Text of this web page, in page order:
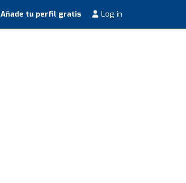
Añade tu perfil gratis Log in